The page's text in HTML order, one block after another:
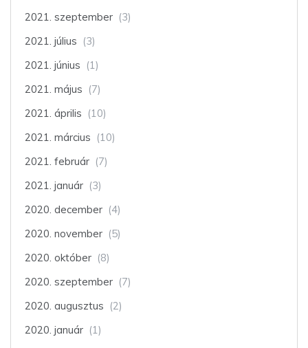
2021. szeptember (3)
2021. július (3)
2021. június (1)
2021. május (7)
2021. április (10)
2021. március (10)
2021. február (7)
2021. január (3)
2020. december (4)
2020. november (5)
2020. október (8)
2020. szeptember (7)
2020. augusztus (2)
2020. január (1)